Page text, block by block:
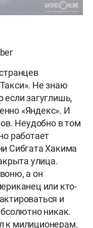
Не знаю
если загуглишь,
«Яндекс». И
Неудобно в том
работает
Сибгата Хакима
улица.
а он
или кто-
и
никак.
к милиционерам.